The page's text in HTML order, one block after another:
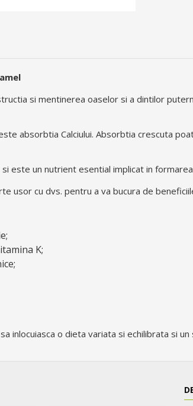
si mentinerea oaselor si a dintilor
absorbtia Calciului. Absorbtia crescuta
este un nutrient esential implicat in
usor cu dvs. pentru a va bucura de
K;
inlocuiasca o dieta variata si echilibrata si